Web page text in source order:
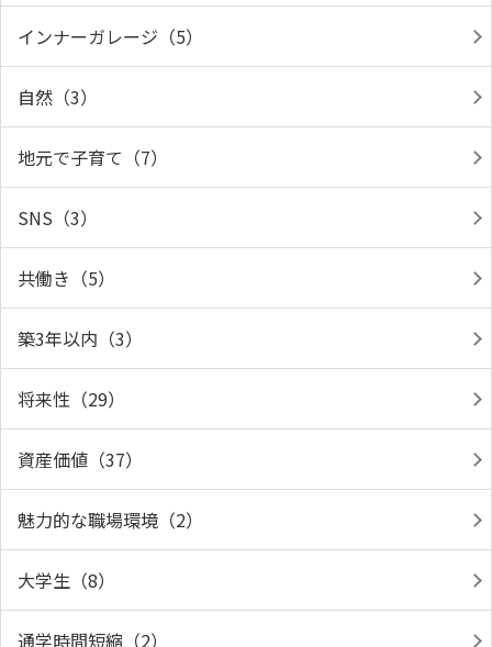
インナーガレージ（5）
自然（3）
地元で子育て（7）
SNS（3）
共働き（5）
築3年以内（3）
将来性（29）
資産価値（37）
魅力的な職場環境（2）
大学生（8）
通学時間短縮（2）